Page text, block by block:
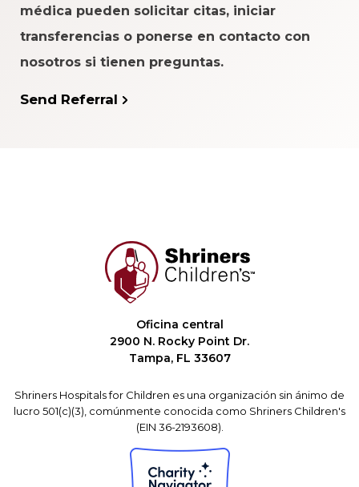
médica pueden solicitar citas, iniciar
transferencias o ponerse en contacto con
nosotros si tienen preguntas.
Send Referral
Oficina central
2900 N. Rocky Point Dr.
Tampa, FL 33607
Shriners Hospitals for Children es una organización sin ánimo de
lucro 501(c)(3), comúnmente conocida como Shriners Children's
(EIN 36-2193608).